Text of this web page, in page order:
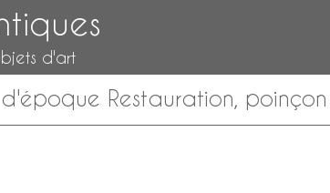
d'art
Restauration,